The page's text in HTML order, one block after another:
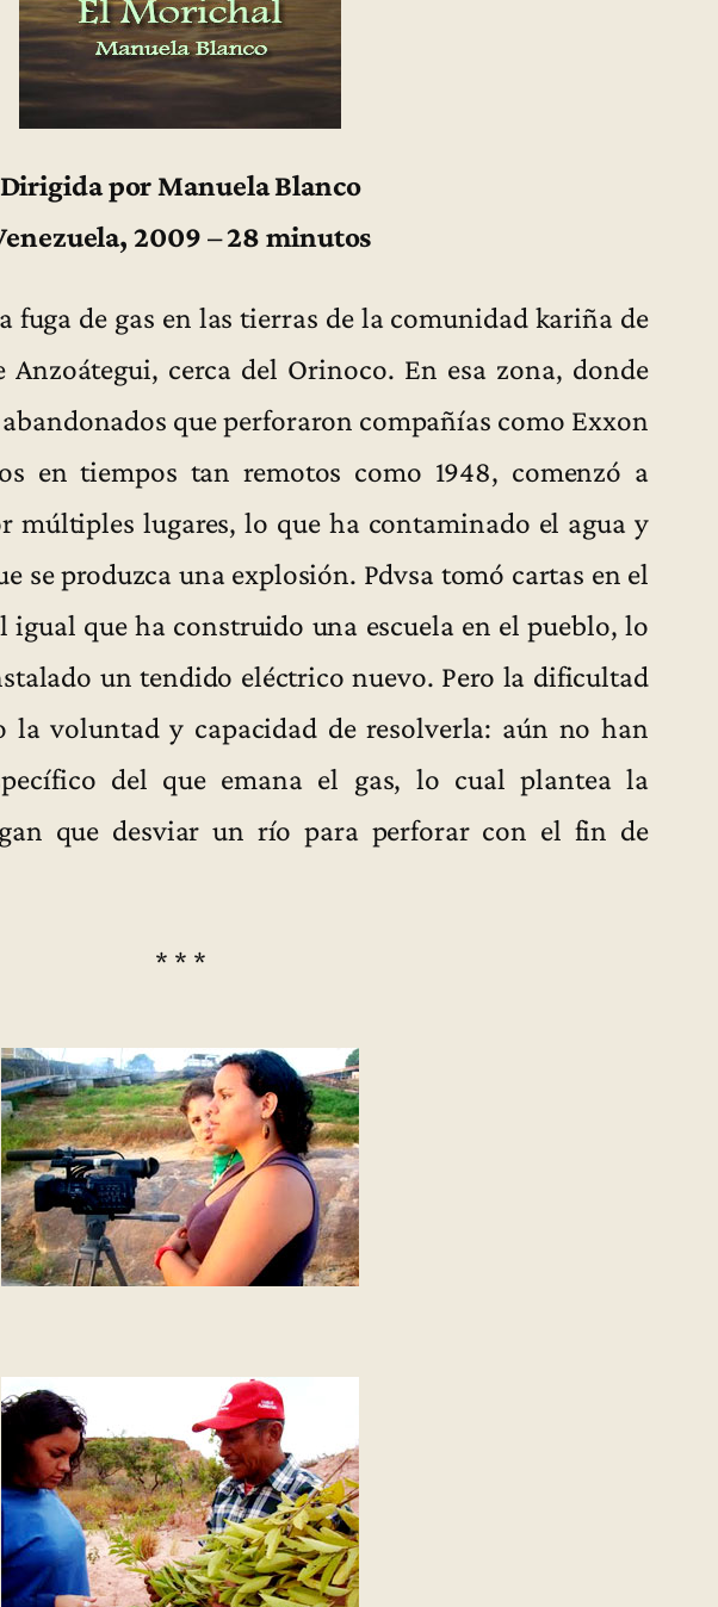
Dirigida por Manuela Blanco
2009 – 28 minutos
fuga de gas en las tierras de la comunidad kariña de
Anzoátegui, cerca del Orinoco. En esa zona, donde
que perforaron compañías como Exxon
en tiempos tan remotos como 1948, comenzó a
múltiples lugares, lo que ha contaminado el agua y
se produzca una explosión. Pdvsa tomó cartas en el
igual que ha construido una escuela en el pueblo, lo
un tendido eléctrico nuevo. Pero la dificultad
la voluntad y capacidad de resolverla: aún no han
del que emana el gas, lo cual plantea la
que desviar un río para perforar con el fin de
* * *